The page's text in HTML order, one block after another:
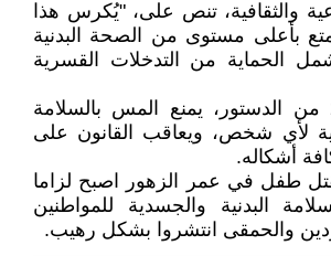
والثقافية، تنص على، "يُكرس هذا
بأعلى مستوى من الصحة البدنية
الحماية من التدخلات القسرية
كما ان الفصل 22 من الدستور، يمنع المس بالسلامة
لأي شخص، ويعاقب القانون على
أشكاله.
طفل في عمر الزهور اصبح لزاما
البدنية والجسدية للمواطنين
والحمقى انتشروا بشكل رهيب.